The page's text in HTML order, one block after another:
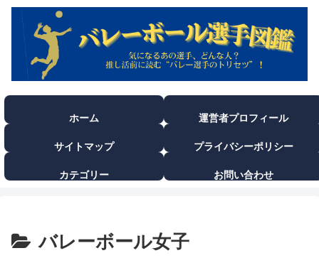
ホーム 運営者プロフィール
サイトマップ プライバシーポリシー
カテゴリー お問い合わせ
バレーボール女子